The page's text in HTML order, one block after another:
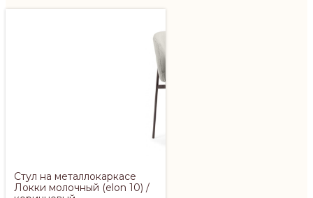
Стул на металлокаркасе
Локки молочный (elon 10) /